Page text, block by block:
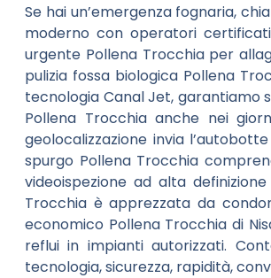
Se hai un’emergenza fognaria,
moderno con operatori
urgente Pollena Trocchia per
pulizia fossa biologica Pollena
tecnologia Canal Jet, garantiamo
Pollena Trocchia anche nei
geolocalizzazione invia
spurgo Pollena Trocchia
videoispezione ad alta
Trocchia è apprezzata da
economico Pollena Trocchia di
reflui in impianti autorizzati.
tecnologia, sicurezza, rapidità,